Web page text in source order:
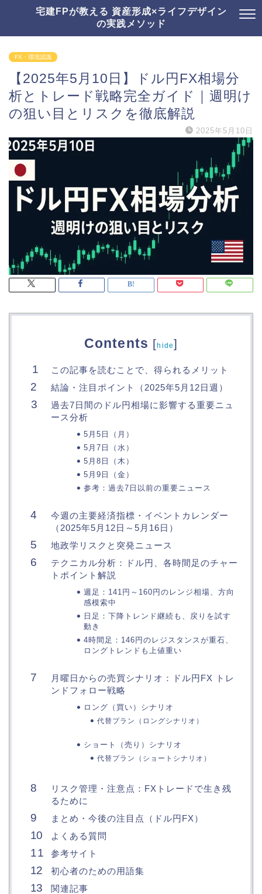
宅建FPが教える 資産形成×ライフデザイン
の実践メソッド
FX・環境認識
【2025年5月10日】ドル円FX相場分
析とトレード戦略完全ガイド｜週明け
の狙い目とリスクを徹底解説
2025年5月10日
Contents [hide]
この記事を読むことで、得られるメリット
結論・注目ポイント（2025年5月12日週）
過去7日間のドル円相場に影響する重要ニュ
ース分析
5月5日（月）
5月7日（水）
5月8日（木）
5月9日（金）
参考：過去7日以前の重要ニュース
今週の主要経済指標・イベントカレンダー
（2025年5月12日～5月16日）
地政学リスクと突発ニュース
テクニカル分析：ドル円、各時間足のチャー
トポイント解説
週足：141円～160円のレンジ相場、方向
感模索中
日足：下降トレンド継続も、戻りを試す
動き
4時間足：146円のレジスタンスが重石、
ロングトレンドも上値重い
月曜日からの売買シナリオ：ドル円FX トレ
ンドフォロー戦略
ロング（買い）シナリオ
代替プラン（ロングシナリオ）
ショート（売り）シナリオ
代替プラン（ショートシナリオ）
リスク管理・注意点：FXトレードで生き残
るために
まとめ・今後の注目点（ドル円FX）
よくある質問
参考サイト
初心者のための用語集
関連記事